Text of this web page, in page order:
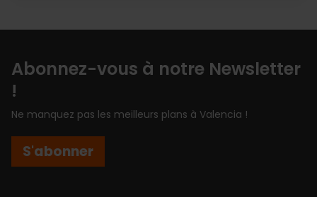
Abonnez-vous à notre Newsletter
!
Ne manquez pas les meilleurs plans à Valencia !
S'abonner